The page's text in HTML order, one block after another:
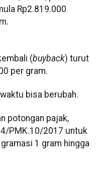
Rp2.819.000
(buyback) turut
per gram.
bisa berubah.
potongan pajak,
PMK.10/2017 untuk
1 gram hingga